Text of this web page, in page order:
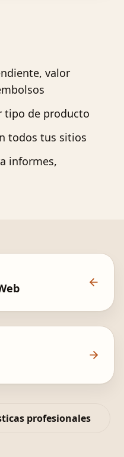
valor
tipo de producto
todos tus sitios
informes,
profesionales